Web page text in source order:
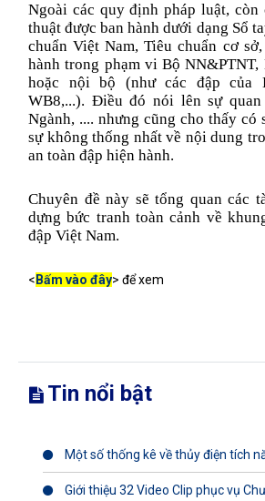
Ngoài các quy định pháp luật,
thuật được ban hành dưới dạng Sổ
chuẩn Việt Nam, Tiêu chuẩn cơ
hành trong phạm vi Bộ NN&PTNT,
hoặc nội bộ (như các đập của
WB8,...). Điều đó nói lên sự
Ngành, .... nhưng cũng cho thấy có
sự không thống nhất về nội dung
an toàn đập hiện hành.
Chuyên đề này sẽ tổng quan các
dựng bức tranh toàn cảnh về
đập Việt Nam.
< Bấm vào đây> để xem
Tin nổi bật
Một số thống kê về thủy điện tích
Giới thiệu 32 Video Clip phục vụ